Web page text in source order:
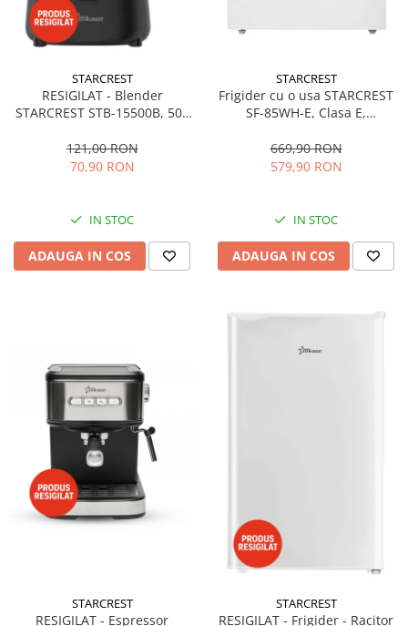
STARCREST
RESIGILAT - Blender
STARCREST STB-15500B, 500
Pulse, Negru
121,00 RON
70,90 RON
IN STOC
ADAUGA IN COS
STARCREST
Frigider cu o usa STARCREST
SF-85WH-E, Clasa E,
interioara, Compartiment
gheata, H 82 cm, Alb
669,90 RON
579,90 RON
IN STOC
ADAUGA IN COS
STARCREST
RESIGILAT - Espressor
STARCREST
RESIGILAT - Frigider - Racitor